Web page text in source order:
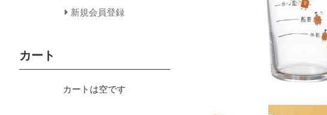
新規会員登録
カート
カートは空です